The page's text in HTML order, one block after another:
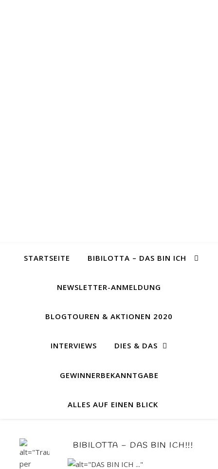
STARTSEITE BIBILOTTA – DAS BIN ICH
NEWSLETTER-ANMELDUNG
BLOGTOUREN & AKTIONEN 2020
INTERVIEWS DIES & DAS
GEWINNERBEKANNTGABE
ALLES AUF EINEN BLICK
BIBILOTTA – DAS BIN ICH!!!